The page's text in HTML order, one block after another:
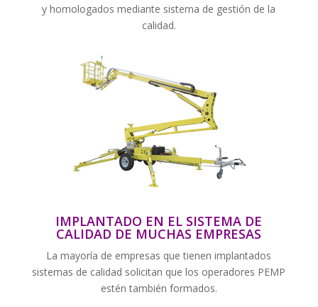
y homologados mediante sistema de gestión de la
calidad.
IMPLANTADO EN EL SISTEMA DE
CALIDAD DE MUCHAS EMPRESAS
La mayoría de empresas que tienen implantados
sistemas de calidad solicitan que los operadores PEMP
estén también formados.